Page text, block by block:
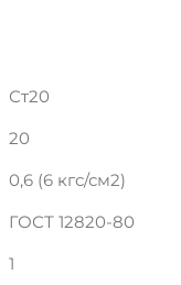
Ст20
20
0,6 (6 кгс/см2)
ГОСТ 12820-80
1